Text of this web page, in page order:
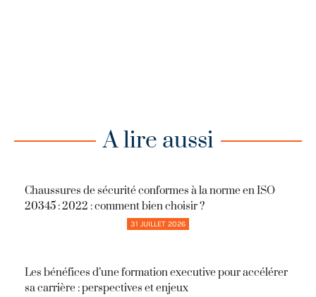
A lire aussi
Chaussures de sécurité conformes à la norme en ISO
20345 : 2022 : comment bien choisir ?
31 JUILLET 2026
Les bénéfices d’une formation executive pour accélérer
sa carrière : perspectives et enjeux